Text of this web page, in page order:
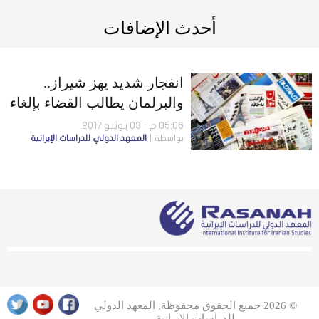
أحدث الإضافات
انفجار شديد يهز شيراز..
والبرلمان يطالب القضاء بإلغاء
الإقامة الجبرية
05:06 م - 03 يونيو 2017
بواسطة المعهد الدولي للدراسات الإيرانية
© 2026 جميع الحقوق محفوظة, المعهد الدولي